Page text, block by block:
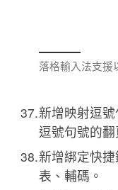
落格輸入法支援
新增映射逗
逗號句號的
新增綁定快
表、輔碼。